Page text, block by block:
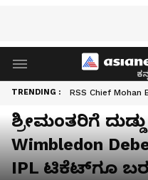
TRENDING : RSS Chief Mohan
ಶ್ರೀಮಂತರಿಗೆ
Wimbledon
IPL ಟಿಕೆಟ್‌ಗೂ